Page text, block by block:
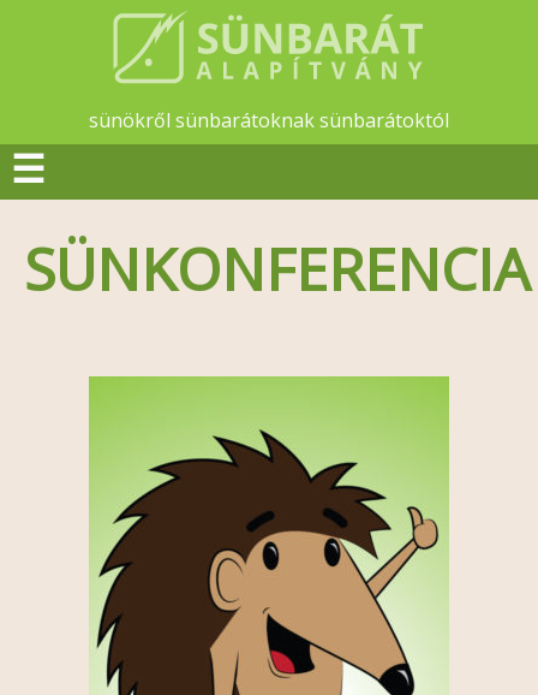
sünökről sünbarátoknak sünbarátoktól
☰
SÜNKONFERENCIA